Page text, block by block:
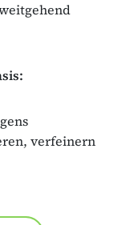
verfeinern